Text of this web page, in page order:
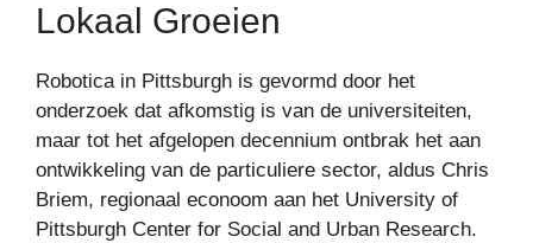
Lokaal Groeien
Robotica in Pittsburgh is gevormd door het
onderzoek dat afkomstig is van de universiteiten,
maar tot het afgelopen decennium ontbrak het aan
ontwikkeling van de particuliere sector, aldus Chris
Briem, regionaal econoom aan het University of
Pittsburgh Center for Social and Urban Research.